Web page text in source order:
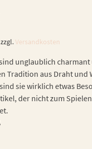
zzgl.Versandkosten
unglaublich
Tradition aus Draht
sie wirklich etwas
der nicht zum